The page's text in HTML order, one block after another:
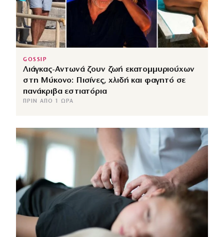
GOSSIP
Λιάγκας-Αντωνά ζουν ζωή εκατομμυριούχων
στη Μύκονο: Πισίνες, χλιδή και φαγητό σε
πανάκριβα εστιατόρια
ΠΡΙΝ ΑΠΌ 1 ΏΡΑ